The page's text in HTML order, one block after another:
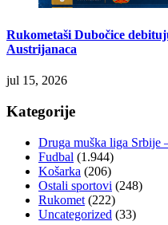
Rukometaši Dubočice
Austrijanaca
jul 15, 2026
Kategorije
Druga muška liga Srbije
Fudbal (1.944)
Košarka (206)
Ostali sportovi (248)
Rukomet (222)
Uncategorized (33)